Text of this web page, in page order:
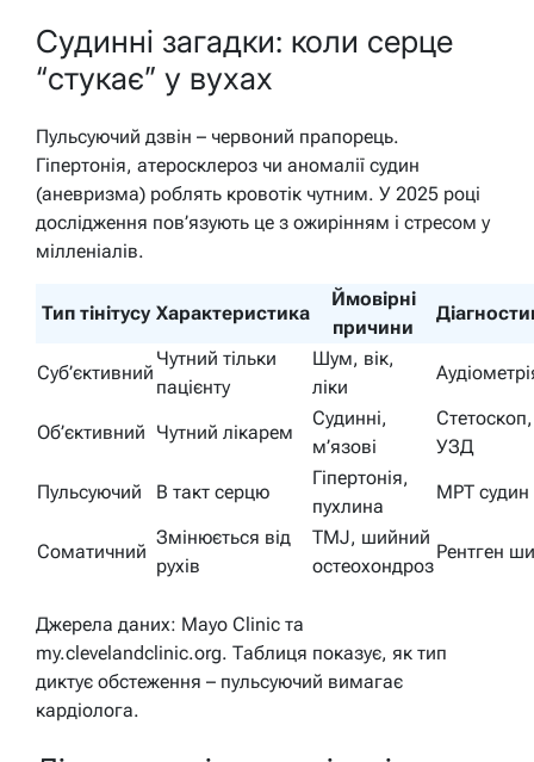
Судинні загадки: коли серце
“стукає” у вухах
Пульсуючий дзвін – червоний прапорець.
Гіпертонія, атеросклероз чи аномалії судин
(аневризма) роблять кровотік чутним. У 2025 році
дослідження пов’язують це з ожирінням і стресом у
мілленіалів.
Тип тінітусу Характеристика
Ймовірні
причини
Суб’єктивний
Чутний тільки
пацієнту
Шум, вік,
ліки
Об’єктивний Чутний лікарем
Судинні,
м’язові
Стетоскоп,
УЗД
Пульсуючий
В такт серцю
Гіпертонія,
пухлина
МРТ судин
Соматичний
Змінюється від
рухів
TMJ, шийний
остеохондроз
Рентген
Джерела даних: Mayo Clinic та
my.clevelandclinic.org. Таблиця показує, як тип
диктує обстеження – пульсуючий вимагає
кардіолога.